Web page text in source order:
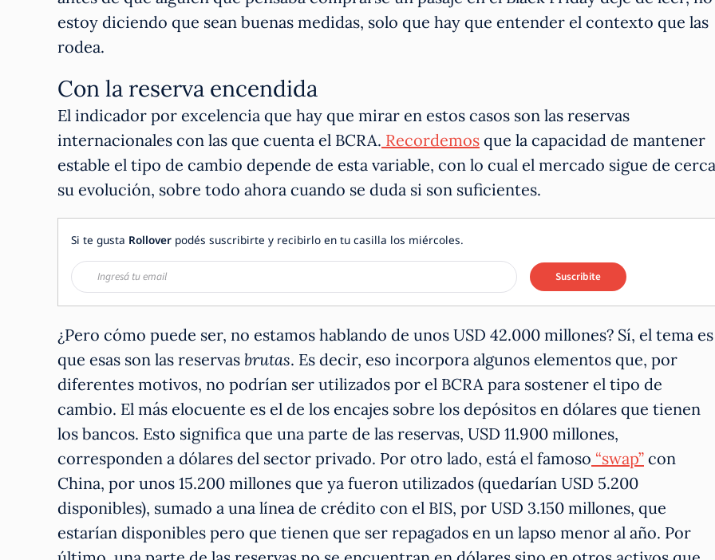
estoy diciendo que sean buenas medidas, solo que hay que entender el contexto que las
rodea.
Con la reserva encendida
El indicador por excelencia que hay que mirar en estos casos son las reservas
internacionales con las que cuenta el BCRA. Recordemos que la capacidad de mantener
estable el tipo de cambio depende de esta variable, con lo cual el mercado sigue de cerca
su evolución, sobre todo ahora cuando se duda si son suficientes.
Si te gusta Rollover podés suscribirte y recibirlo en tu casilla los miércoles.
Suscribite
¿Pero cómo puede ser, no estamos hablando de unos USD 42.000 millones? Sí, el tema es
que esas son las reservas brutas. Es decir, eso incorpora algunos elementos que, por
diferentes motivos, no podrían ser utilizados por el BCRA para sostener el tipo de
cambio. El más elocuente es el de los encajes sobre los depósitos en dólares que tienen
los bancos. Esto significa que una parte de las reservas, USD 11.900 millones,
corresponden a dólares del sector privado. Por otro lado, está el famoso “swap” con
China, por unos 15.200 millones que ya fueron utilizados (quedarían USD 5.200
disponibles), sumado a una línea de crédito con el BIS, por USD 3.150 millones, que
estarían disponibles pero que tienen que ser repagados en un lapso menor al año. Por